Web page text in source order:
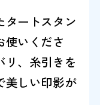
タートスタン
使いくださ
リ、糸引きを
美しい印影が